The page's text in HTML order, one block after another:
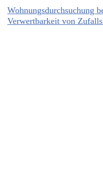
Wohnungsdurchsuchung
Verwertbarkeit von